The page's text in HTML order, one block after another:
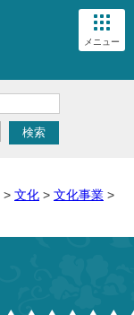
メニュー
> 文化 > 文化事業 >